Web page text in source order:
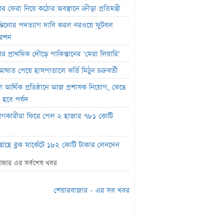
ফেরা নিয়ে কঠোর অবস্থানে ক্রীড়া প্রতিমন্ত্রী
পদত্যাগ দাবি করল নরওয়ে ফুটবল
প্রাথমিক দৌড়ে পাকিস্তানের ‘মেরা লিয়ারি’
পেয়ে হাসপাতালে ভর্তি মিঠুন চক্রবর্তী
আর্থিক প্রতিষ্ঠানে আজ প্রশাসক নিয়োগ, ভেঙে
পর্ষদ
ফিরে পেল ২ হাজার ৭৮১ কোটি
ব্লক মার্কেটে ১৮২ কোটি টাকার লেনদেন
লেনদেনের ১৯ শতাংশ ১০ কোম্পানির
গ্রহণ করেছিলেন দীপিকা? জানালেন সহ-
এর সর্বশেষ খবর
শেয়ারবাজার - এর সব খবর